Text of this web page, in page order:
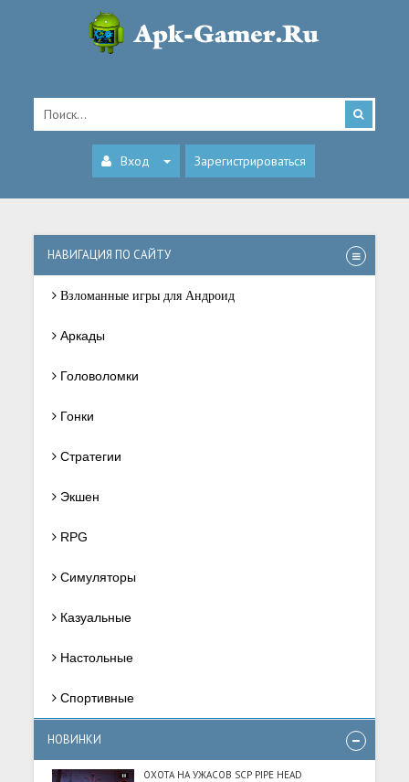
Вход Зарегистрироваться
НАВИГАЦИЯ ПО САЙТУ
Взломанные игры для Андроид
Аркады
Головоломки
Гонки
Стратегии
Экшен
RPG
Симуляторы
Казуальные
Настольные
Спортивные
НОВИНКИ
ОХОТА НА УЖАСОВ SCP PIPE HEAD